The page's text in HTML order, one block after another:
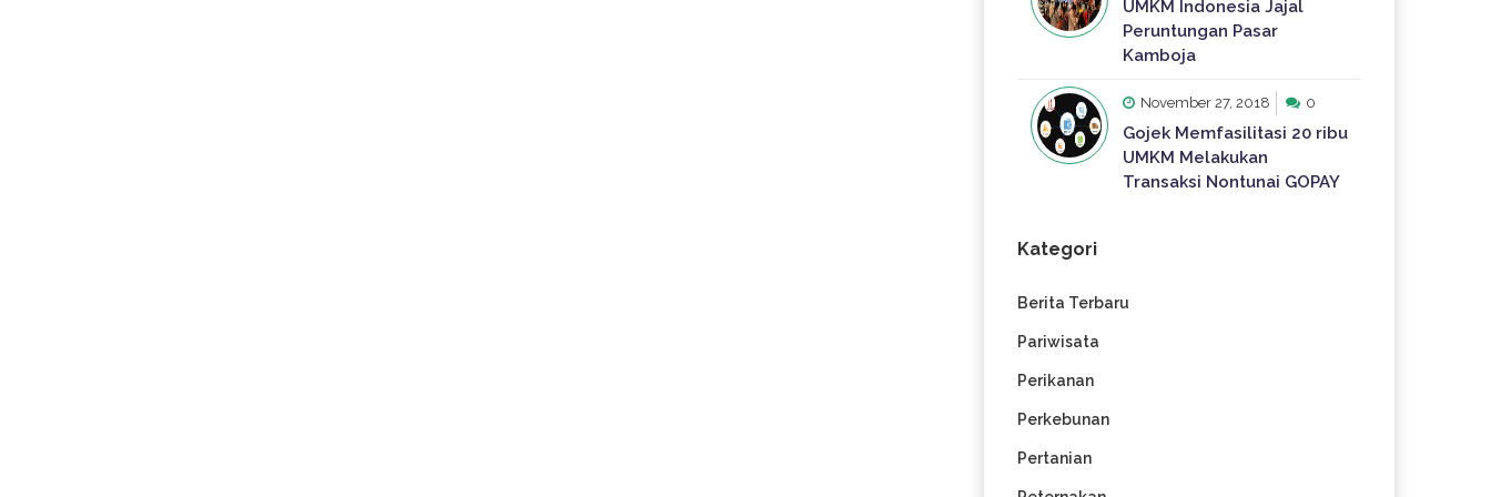
UMKM Indonesia Jajal
Peruntungan Pasar
Kamboja
November 27, 2018 0
Gojek Memfasilitasi 20 ribu
UMKM Melakukan
Transaksi Nontunai GOPAY
Kategori
Berita Terbaru
Pariwisata
Perikanan
Perkebunan
Pertanian